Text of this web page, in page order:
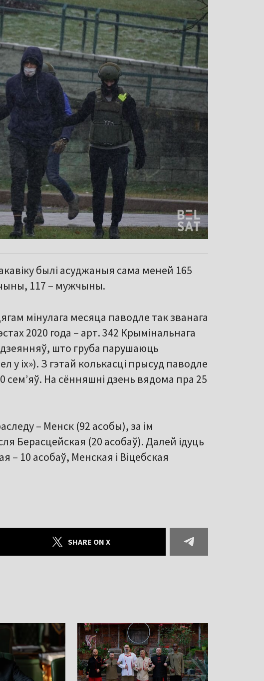
былі асуджаныя сама меней 165
117 – мужчыны.
мінулага месяца паводле так званага
2020 года – арт. 342 Крымінальнага
дзеянняў, што груба парушаюць
у іх»). З гэтай колькасці прысуд паводле
сем’яў. На сённяшні дзень вядома пра 25
– Менск (92 асобы), за ім
Берасцейская (20 асобаў). Далей ідуць
– 10 асобаў, Менская і Віцебская
SHARE ON X